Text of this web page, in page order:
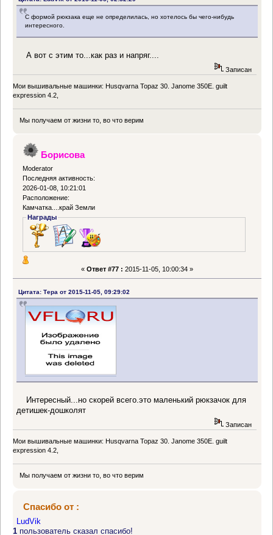
С формой рюкзака еще не определилась, но хотелось бы чего-нибудь
интересного.
А вот с этим то...как раз и напряг....
Записан
Мои вышивальные машинки: Husqvarna Topaz 30. Janome 350E. guilt
expression 4.2,
Мы получаем от жизни то, во что верим
Борисова
Moderator
Последняя активность:
2026-01-08, 10:21:01
Расположение:
Камчатка....край Земли
Награды
« Ответ #77 : 2015-11-05, 10:00:34 »
Цитата: Тера от 2015-11-05, 09:29:02
Интересный...но скорей всего.это маленький рюкзачок для
детишек-дошколят
Записан
Мои вышивальные машинки: Husqvarna Topaz 30. Janome 350E. guilt
expression 4.2,
Мы получаем от жизни то, во что верим
Спасибо от :
LudVik
1 пользователь сказал спасибо!